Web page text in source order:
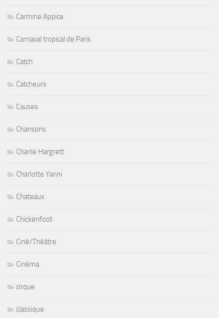
Carmine Appice
Carnaval tropical de Paris
Catch
Catcheurs
Causes
Chansons
Charlie Hargrett
Charlotte Yanni
Chateaux
Chickenfoot
Ciné/Théâtre
Cinéma
cirque
classique